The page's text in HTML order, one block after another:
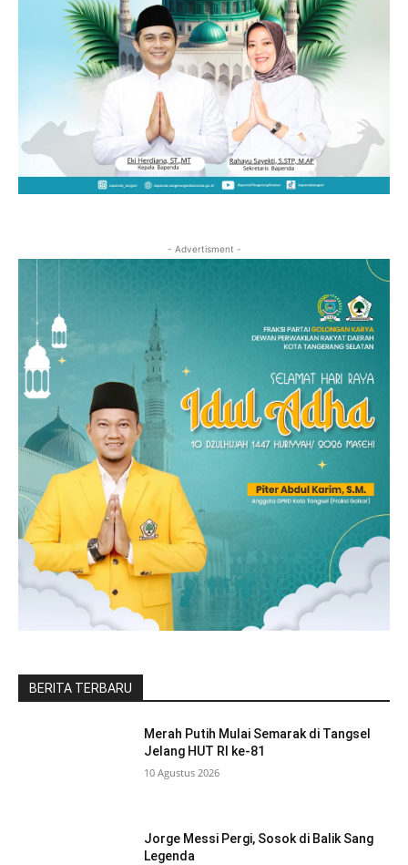
- Advertisment -
BERITA TERBARU
Merah Putih Mulai Semarak di Tangsel
Jelang HUT RI ke-81
10 Agustus 2026
Jorge Messi Pergi, Sosok di Balik Sang
Legenda